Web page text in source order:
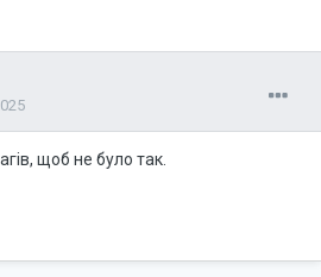
щоб не було так.